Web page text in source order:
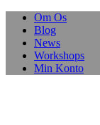
Om Os
Blog
News
Workshops
Min Konto